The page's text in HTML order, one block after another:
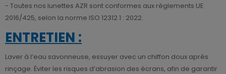
- Toutes nos lunettes AZR sont conformes aux règlements UE
2016/425, selon la norme ISO 12312.1 : 2022.
ENTRETIEN :
Laver à l’eau savonneuse, essuyer avec un chiffon doux après
rinçage. Éviter les risques d’abrasion des écrans, afin de garantir